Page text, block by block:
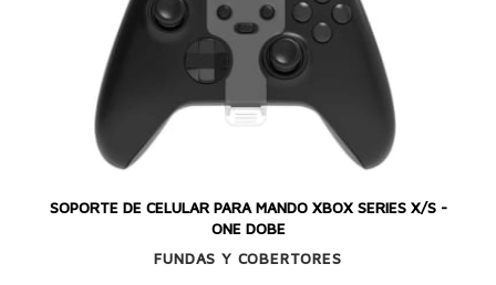
SOPORTE DE CELULAR PARA MANDO XBOX SERIES X/S -
ONE DOBE
FUNDAS Y COBERTORES